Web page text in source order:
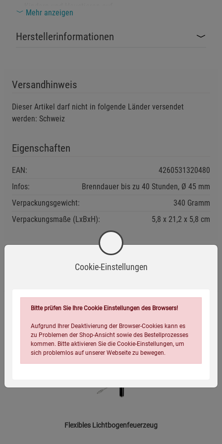
entflammbaren Gegenständen oder in Zugluft.
Verwenden Sie die Kerze in einem sicheren, stabilen
Sicherheitshinweise:
Vorschriften für Wachse und Öle.
Vermeiden Sie das Einatmen von Rauch beim Löschen
Zusätzliche Hinweise:
Die Kerze enthält ätherisches Kiefernadelöl, welches
allergische Reaktionen hervorrufen kann.
Bitte scannen Sie den QR-Code, um mehr über die
Geschichte und Herstellung der Kerze zu erfahren.
Verstopfungen zu vermeiden.
Mehr anzeigen
Herstellerinformationen
Versandhinweis
Dieser Artikel darf nicht in folgende Länder versendet
werden: Schweiz
Eigenschaften
EAN:
4260531320480
Infos:
Brenndauer bis zu 40 Stunden, Ø 45 mm
Verpackungsgewicht:
340 Gramm
Verpackungsmaße (LxBxH):
5,8 21,2 5,8 cm
Passend dazu
-23%
Flexibles Lichtbogenfeuerzeug
Cookie-Einstellungen
Bitte prüfen Sie Ihre Cookie Einstellungen des Browsers!
Aufgrund Ihrer Deaktivierung der Browser-Cookies kann es
zu Problemen der Shop-Ansicht sowie des Bestellprozesses
kommen. Bitte aktivieren Sie die Cookie-Einstellungen, um
sich problemlos auf unserer Webseite zu bewegen.